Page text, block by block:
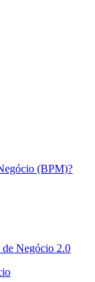
(BPM)?
de Negócio 2.0